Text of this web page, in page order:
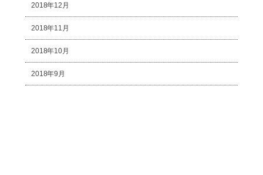
2018年12月
2018年11月
2018年10月
2018年9月